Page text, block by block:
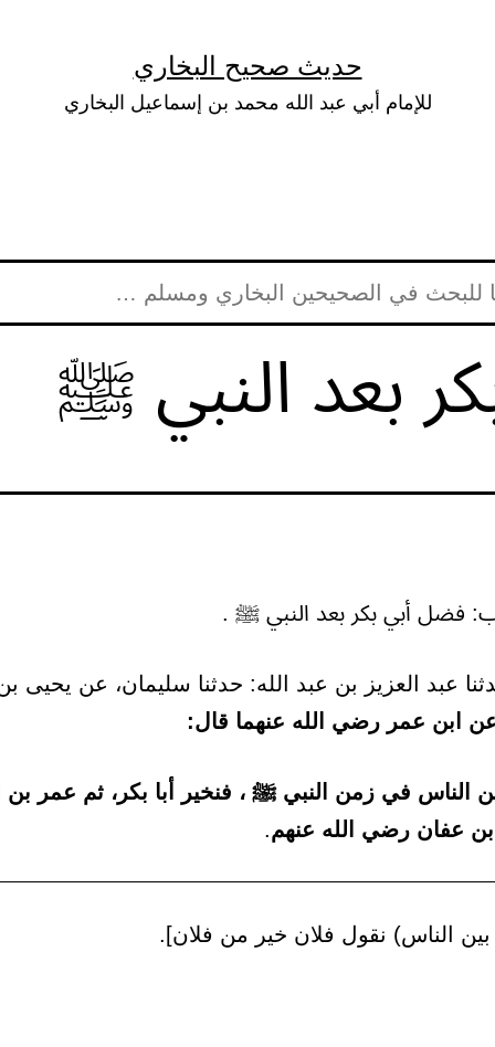
حديث صحيح البخاري
للإمام أبي عبد الله محمد بن إسماعيل البخاري
بعد النبي ﷺ
عبد العزيز بن عبد الله: حدثنا سليمان، عن يحيى
ابن عمر رضي الله عنهما قال:
الناس في زمن النبي ﷺ ، فنخير أبا بكر، ثم عمر
عفان رضي الله عنهم.
الناس) نقول فلان خير من فلان].